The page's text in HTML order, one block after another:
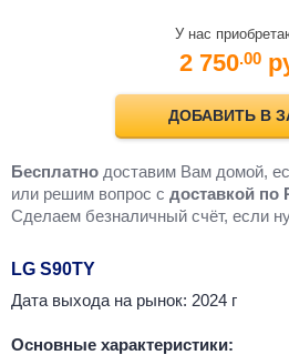
У нас
2 750.00
ДОБАВИТЬ В
Бесплатно доставим Вам домой,
или решим вопрос с доставкой по
Cделаем безналичный счёт, если
LG S90TY
Дата выхода на рынок: 2024 г
Основные характеристики: